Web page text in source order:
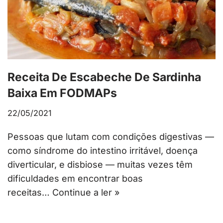
Receita De Escabeche De Sardinha
Baixa Em FODMAPs
22/05/2021
Pessoas que lutam com condições digestivas —
como síndrome do intestino irritável, doença
diverticular, e disbiose — muitas vezes têm
dificuldades em encontrar boas
receitas… Continue a ler »